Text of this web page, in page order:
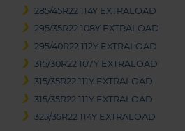
285/45R22 114Y EXTRALOAD
295/35R22 108Y EXTRALOAD
295/40R22 112Y EXTRALOAD
315/30R22 107Y EXTRALOAD
315/35R22 111Y EXTRALOAD
315/35R22 111Y EXTRALOAD
325/35R22 114Y EXTRALOAD